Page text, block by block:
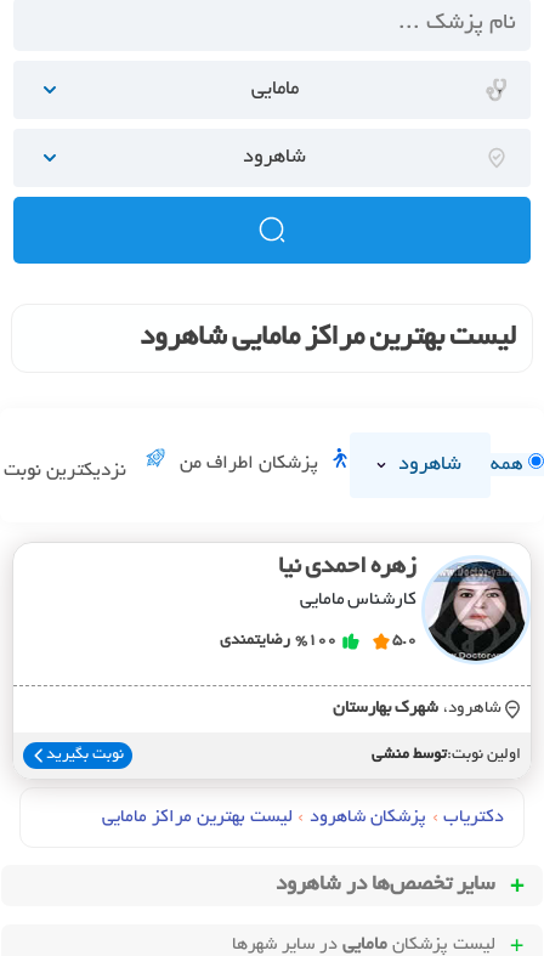
مامایی
شاهرود
لیست بهترین مراکز مامایی شاهرود
همه شاهرود پزشکان اطراف من نزدیکترین نوبت
زهره احمدی نیا
کارشناس مامایی
5.0
%100 رضایتمندی
شاهرود، شهرک بهارستان
اولین نوبت:توسط منشی نوبت بگیرید
دکتریاب › پزشکان شاهرود › لیست بهترین مراکز مامایی
سایر تخصص‌ها در شاهرود
لیست پزشکان مامایی در سایر شهرها